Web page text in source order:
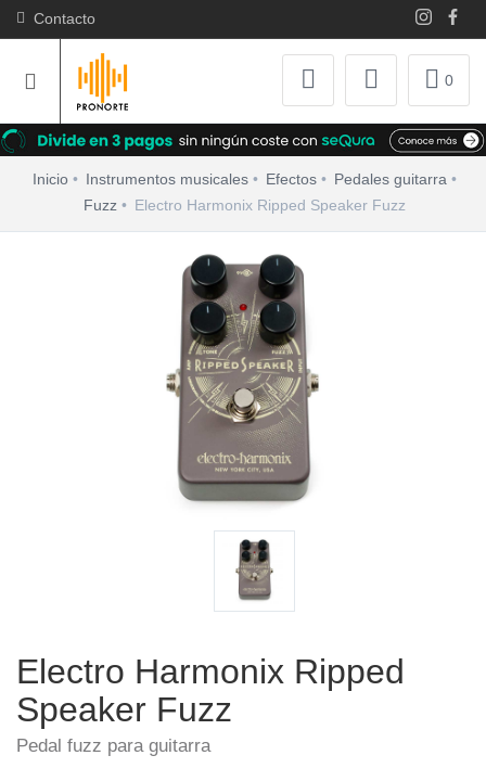
Contacto
0
Inicio Instrumentos musicales Efectos
Pedales guitarra
Fuzz
Electro Harmonix Ripped Speaker Fuzz
Electro Harmonix Ripped
Speaker Fuzz
Pedal fuzz para guitarra